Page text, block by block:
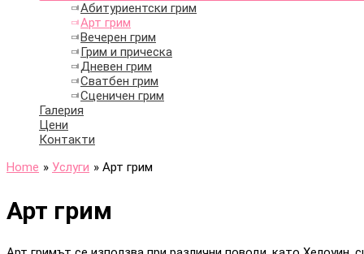
Абитуриентски грим
Арт грим
Вечерен грим
Грим и прическа
Дневен грим
Сватбен грим
Сценичен грим
Галерия
Цени
Контакти
Home
Услуги Арт грим
Арт грим